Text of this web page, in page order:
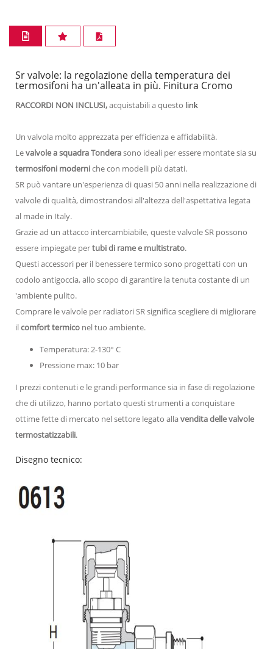
Sr valvole: la regolazione della temperatura dei
termosifoni ha un'alleata in più. Finitura Cromo
RACCORDI NON INCLUSI,acquistabili a questo link
Un valvola molto apprezzata per efficienza e affidabilità.
Levalvole a squadra Tonderasono ideali per essere montate sia su
termosifoni moderniche con modelli più datati.
SR può vantare un'esperienza di quasi 50 anni nella realizzazione di
valvole di qualità, dimostrandosi all'altezza dell'aspettativa legata
al made in Italy.
Grazie ad un attacco intercambiabile, queste valvole SR possono
essere impiegate pertubi di rame e multistrato.
Questi accessori per il benessere termico sono progettati con un
codolo antigoccia, allo scopo di garantire la tenuta costante di un
'ambiente pulito.
Comprare le valvole per radiatori SR significa scegliere di migliorare
ilcomfort termico nel tuo ambiente.
Temperatura: 2-130° C
Pressione max: 10 bar
I prezzi contenuti e le grandi performance sia in fase di regolazione
che di utilizzo, hanno portato questi strumenti a conquistare
ottime fette di mercato nel settore legato allavendita delle valvole
termostatizzabili.
Disegno tecnico: